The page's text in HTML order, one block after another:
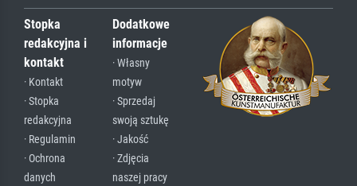
Stopka
redakcyjna i
kontakt
· Kontakt
· Stopka
redakcyjna
· Regulamin
· Ochrona
danych
Dodatkowe
informacje
· Własny
motyw
· Sprzedaj
swoją sztukę
· Jakość
· Zdjęcia
naszej pracy